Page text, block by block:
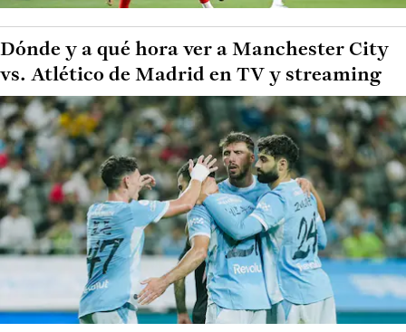
Dónde y a qué hora ver a Manchester City
vs. Atlético de Madrid en TV y streaming